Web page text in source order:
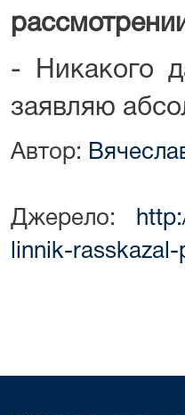
- Никакого
заявляю
Автор:
Джерело:
linnik-